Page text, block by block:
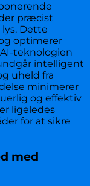
præcist
Dette
optimerer
teknologien
intelligent
uheld fra
minimerer
og effektiv
ligeledes
for at sikre
med